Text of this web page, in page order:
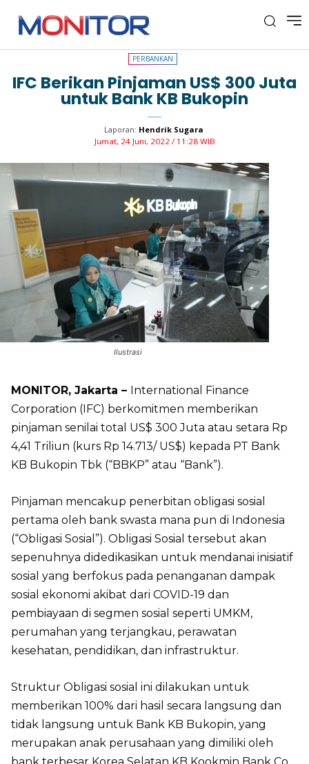
PERBANKAN
PERBANKAN
IFC Berikan Pinjaman US$ 300 Juta
untuk Bank KB Bukopin
Laporan: Hendrik Sugara
Jumat, 24 Juni, 2022 / 11:28 WIB
Ilustrasi
MONITOR, Jakarta – International Finance
Corporation (IFC) berkomitmen memberikan
pinjaman senilai total US$ 300 Juta atau setara Rp
4,41 Triliun (kurs Rp 14.713/ US$) kepada PT Bank
KB Bukopin Tbk (“BBKP” atau “Bank”).
Pinjaman mencakup penerbitan obligasi sosial
pertama oleh bank swasta mana pun di Indonesia
(“Obligasi Sosial”). Obligasi Sosial tersebut akan
sepenuhnya didedikasikan untuk mendanai inisiatif
sosial yang berfokus pada penanganan dampak
sosial ekonomi akibat dari COVID-19 dan
pembiayaan di segmen sosial seperti UMKM,
perumahan yang terjangkau, perawatan
kesehatan, pendidikan, dan infrastruktur.
Struktur Obligasi sosial ini dilakukan untuk
memberikan 100% dari hasil secara langsung dan
tidak langsung untuk Bank KB Bukopin, yang
merupakan anak perusahaan yang dimiliki oleh